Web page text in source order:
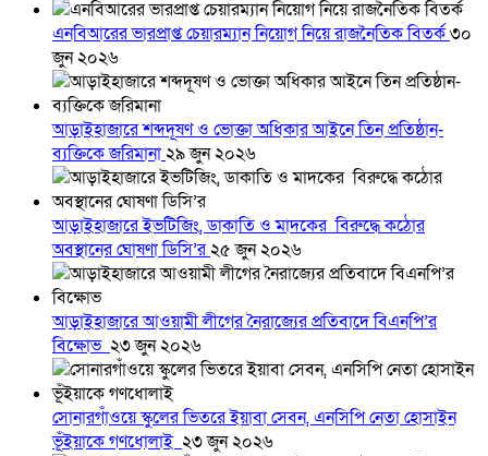
এনবিআরের ভারপ্রাপ্ত চেয়ারম্যান নিয়োগ নিয়ে রাজনৈতিক বিতর্ক৩০
জুন ২০২৬
আড়াইহাজারে শব্দদূষণ ও ভোক্তা অধিকার আইনে তিন প্রতিষ্ঠান-
ব্যক্তিকে জরিমানা২৯ জুন ২০২৬
আড়াইহাজারে ইভটিজিং, ডাকাতি ও মাদকের বিরুদ্ধে কঠোর
অবস্থানের ঘোষণা ডিসি’র২৫ জুন ২০২৬
আড়াইহাজারে আওয়ামী লীগের নৈরাজ্যের প্রতিবাদে বিএনপি’র
বিক্ষোভ ২৩ জুন ২০২৬
সোনারগাঁওয়ে স্কুলের ভিতরে ইয়াবা সেবন, এনসিপি নেতা হোসাইন
ভূঁইয়াকে গণধোলাই ২৩ জুন ২০২৬